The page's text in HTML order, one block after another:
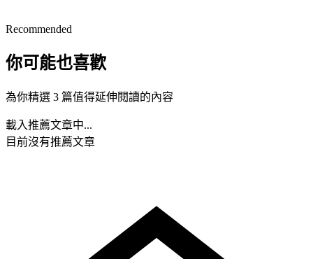
Recommended
你可能也喜歡
為你精選 3 篇值得延伸閱讀的內容
載入推薦文章中...
目前沒有推薦文章